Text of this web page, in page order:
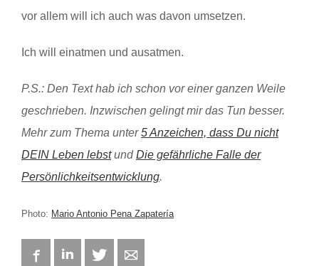
vor allem will ich auch was davon umsetzen.
Ich will einatmen und ausatmen.
P.S.: Den Text hab ich schon vor einer ganzen Weile
geschrieben. Inzwischen gelingt mir das Tun besser.
Mehr zum Thema unter5 Anzeichen, dass Du nicht
DEIN Leben lebstundDie gefährliche Falle der
Persönlichkeitsentwicklung.
Photo: Mario Antonio Pena Zapatería
FacebookLinkedIn Twitter